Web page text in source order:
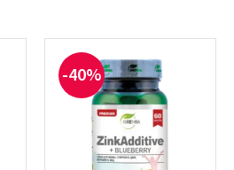
-40%